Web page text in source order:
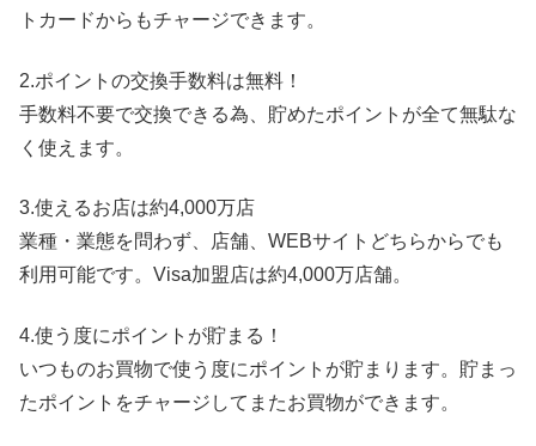
トカードからもチャージできます。
2.ポイントの交換手数料は無料！
手数料不要で交換できる為、貯めたポイントが全て無駄な
く使えます。
3.使えるお店は約4,000万店
業種・業態を問わず、店舗、WEBサイトどちらからでも
利用可能です。Visa加盟店は約4,000万店舗。
4.使う度にポイントが貯まる！
いつものお買物で使う度にポイントが貯まります。貯まっ
たポイントをチャージしてまたお買物ができます。